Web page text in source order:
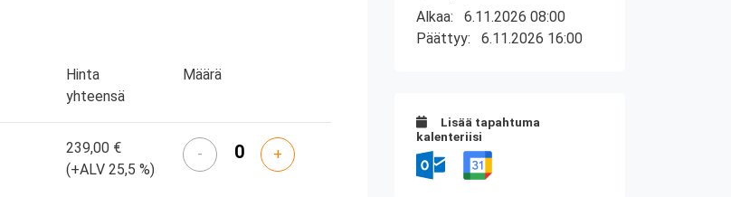
Hinta
yhteensä
Määrä
239,00 €
(+ALV 25,5 %)
- +
Alkaa: 6.11.2026 08:00
Päättyy: 6.11.2026 16:00
Lisää tapahtuma
kalenteriisi